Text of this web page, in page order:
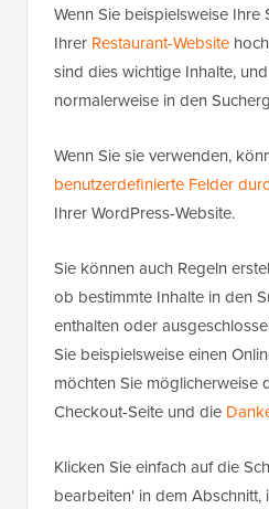
Wenn Sie beispielsweise Ihre
Ihrer Restaurant-Website
sind dies wichtige Inhalte,
normalerweise in den
Wenn Sie sie verwenden,
benutzerdefinierte Felder
Ihrer WordPress-Website.
Sie können auch Regeln
ob bestimmte Inhalte in den
enthalten oder
Sie beispielsweise einen
möchten Sie möglicherweise
Checkout-Seite und die
Klicken Sie einfach auf die
bearbeiten' in dem Abschnitt,